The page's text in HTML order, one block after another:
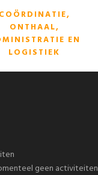
COÖRDINATIE,
ONTHAAL,
EN
LOGISTIEK
geen activiteiten